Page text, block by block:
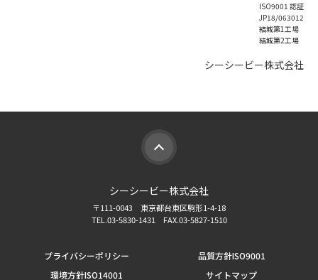
ISO9001 認証
JP18/063012
結城第1工場
結城第2工場
シーシービー株式会社
シーシービー株式会社
〒111-0043 東京都台東区駒形1-4-18
TEL.03-5830-1431 FAX.03-5827-1510
プライバシーポリシー
品質方針ISO9001
環境方針ISO14001
サイトマップ